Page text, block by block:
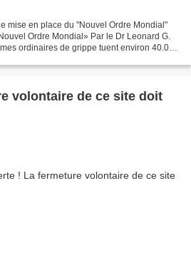
mise en place du "Nouvel Ordre Mondial"
Ordre Mondial» Par le Dr Leonard G.
ordinaires de grippe tuent environ 40.000
volontaire de ce site doit